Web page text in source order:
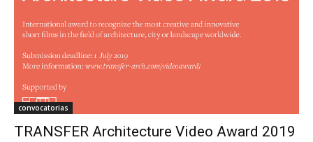
convocatorias
TRANSFER Architecture Video Award 2019